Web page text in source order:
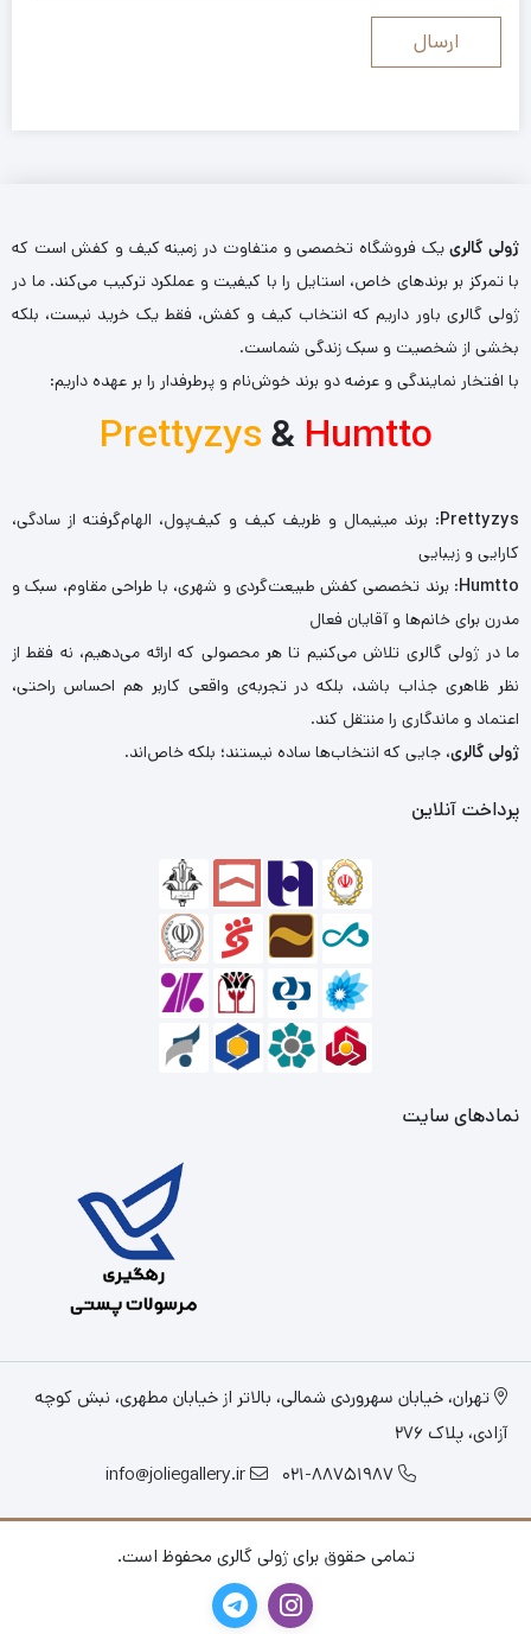
ژولی گالرییک فروشگاه تخصصی و متفاوت در زمینه کیف و کفش است که
با تمرکز بر برندهای خاص، استایل را با کیفیت و عملکرد ترکیب می‌کند. ما در
ژولی گالری باور داریم که انتخاب کیف و کفش، فقط یک خرید نیست، بلکه
بخشی از شخصیت و سبک زندگی شماست.
با افتخار نمایندگی و عرضه دو برند خوش‌نام و پرطرفدار را بر عهده داریم:
Prettyzys& Humtto
Prettyzys: برند مینیمال و ظریف کیف و کیف‌پول، الهام‌گرفته از سادگی،
کارایی و زیبایی
Humtto: برند تخصصی کفش طبیعت‌گردی و شهری، با طراحی مقاوم، سبک و
مدرن برای خانم‌ها و آقایان فعال
ما در ژولی گالری تلاش می‌کنیم تا هر محصولی که ارائه می‌دهیم، نه فقط از
نظر ظاهری جذاب باشد، بلکه در تجربه‌ی واقعی کاربر هم احساس راحتی،
اعتماد و ماندگاری را منتقل کند.
ژولی گالری، جایی که انتخاب‌ها ساده نیستند؛ بلکه خاص‌اند.
پرداخت آنلاین
نمادهای سایت
تهران، خیابان سهروردی شمالی، بالاتر از خیابان مطهری، نبش کوچه
آزادی، پلاک 276
021-88751987
info@joliegallery.ir
تمامی حقوق برای ژولی گالری محفوظ است.